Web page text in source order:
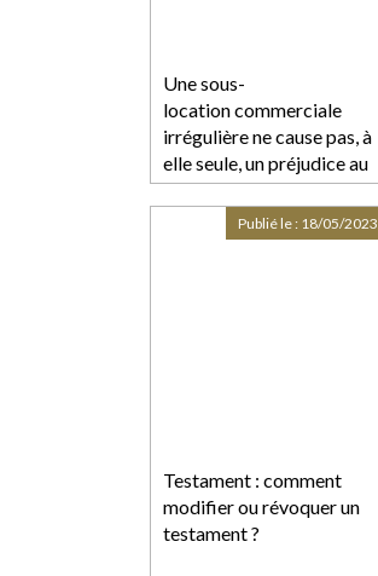
Une sous-
location commerciale
irrégulière ne cause pas, à
elle seule, un préjudice au
bailleur
Testament : comment
modifier ou révoquer un
testament ?
Publié le : 18/05/2023